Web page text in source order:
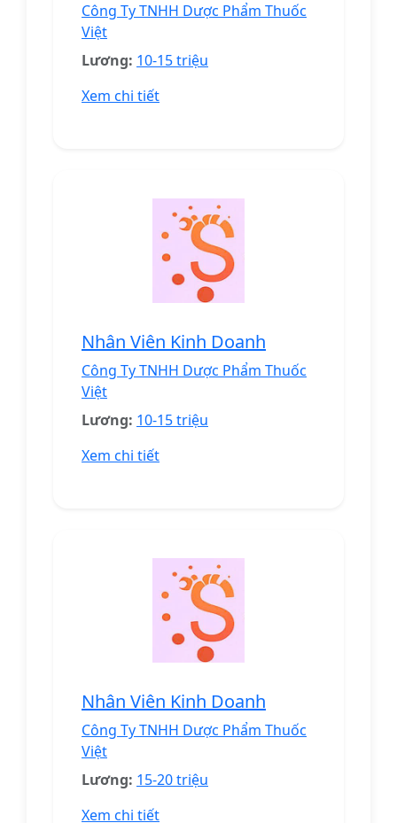
Công Ty TNHH Dược Phẩm Thuốc
Việt
Lương: 10-15 triệu
Xem chi tiết
Nhân Viên Kinh Doanh
Công Ty TNHH Dược Phẩm Thuốc
Việt
Lương: 10-15 triệu
Xem chi tiết
Nhân Viên Kinh Doanh
Công Ty TNHH Dược Phẩm Thuốc
Việt
Lương: 15-20 triệu
Xem chi tiết